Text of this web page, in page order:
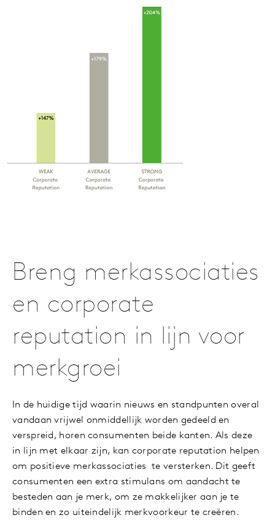
Breng merkassociaties
en corporate
reputation in lijn voor
merkgroei
In de huidige tijd waarin nieuws en standpunten overal
vandaan vrijwel onmiddellijk worden gedeeld en
verspreid, horen consumenten beide kanten. Als deze
in lijn met elkaar zijn, kan corporate reputation helpen
om positieve merkassociaties te versterken. Dit geeft
consumenten een extra stimulans om aandacht te
besteden aan je merk, om ze makkelijker aan je te
binden en zo uiteindelijk merkvoorkeur te creëren.